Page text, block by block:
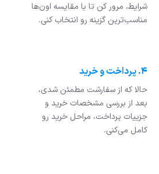
شرایط، مرور کن تا با مقایسه‌ اون‌ها
مناسب‌ترین گزینه رو انتخاب کنی.
۴. پرداخت و خرید
حالا که از سفارشت مطمئن شدی،
بعد از بررسی مشخصات خرید و
جزییات پرداخت، مراحل خرید رو
کامل می‌کنی.